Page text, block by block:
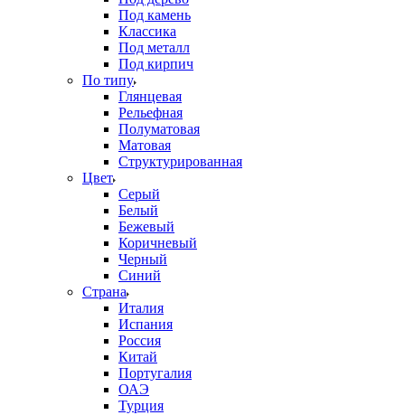
Под камень
Классика
Под металл
Под кирпич
По типу
Глянцевая
Рельефная
Полуматовая
Матовая
Структурированная
Цвет
Серый
Белый
Бежевый
Коричневый
Черный
Синий
Страна
Италия
Испания
Россия
Китай
Португалия
ОАЭ
Турция